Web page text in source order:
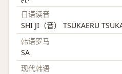
日语读音
SHI JI（音） TSUKAERU
韩语罗马
SA
现代韩语